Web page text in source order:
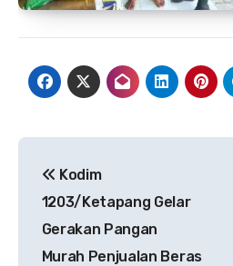
pos
Kodim
1203/Ketapang Gelar
Gerakan Pangan
Murah Penjualan Beras